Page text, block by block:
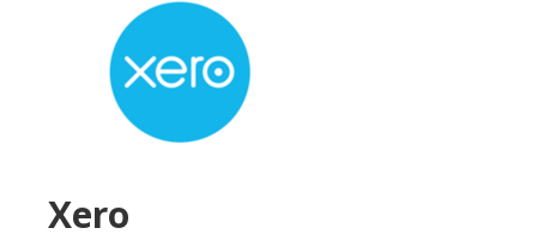
Xero